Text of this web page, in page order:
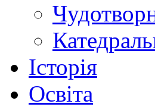
Історія
Освіта